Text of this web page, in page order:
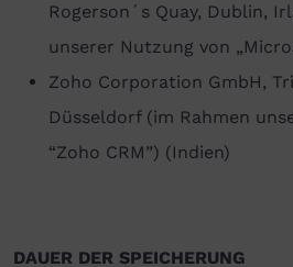
Rogerson´s Quay, Dublin,
unserer Nutzung von
Zoho Corporation GmbH,
Düsseldorf (im Rahmen
“Zoho CRM”) (Indien)
DAUER DER SPEICHERUNG